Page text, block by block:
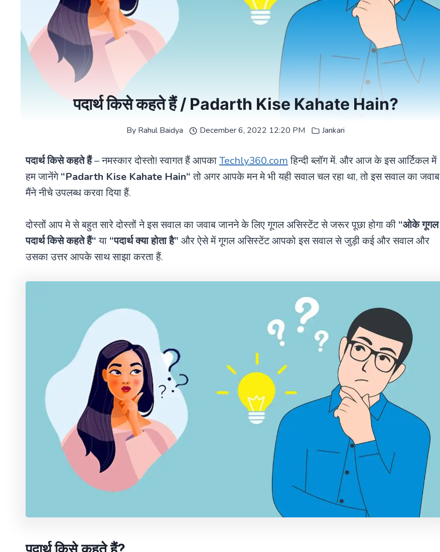
पदार्थ किसे कहते हैं / Padarth Kise Kahate Hain?
By Rahul Baidya December 6, 2022 12:20 PM Jankari
पदार्थ किसे कहते हैं– नमस्कार दोस्तो! स्वागत हैं आपकाTechly360.comहिन्दी ब्लॉग में. और आज के इस आर्टिकल में
हम जानेंगे“Padarth Kise Kahate Hain“तो अगर आपके मन मे भी यही सवाल चल रहा था, तो इस सवाल का जवाब
मैंने नीचे उपलब्ध करवा दिया हैं.
दोस्तों आप मे से बहुत सारे दोस्तों ने इस सवाल का जवाब जानने के लिए गूगल असिस्टेंट से जरूर पूछा होगा की “ओके गूगल
पदार्थ किसे कहते हैं“या “पदार्थ क्या होता है” और ऐसे में गूगल असिस्टेंट आपको इस सवाल से जुड़ी कई और सवाल और
उसका उत्तर आपके साथ साझा करता हैं.